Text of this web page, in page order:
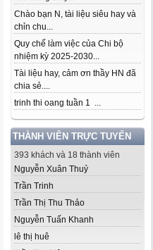
Chào bạn N, tài liệu siêu hay và
chỉn chu...
Quy chế làm việc của Chi bộ
nhiệm kỳ 2025-2030...
Tài liệu hay, cảm ơn thầy HN đã
chia sẻ....
trinh thi oang tuần 1 ...
THÀNH VIÊN TRỰC TUYẾN
393 khách và 18 thành viên
Nguyễn Xuân Thuỷ
Trần Trinh
Trần Thị Thu Thảo
Nguyễn Tuấn Khanh
lê thị huê